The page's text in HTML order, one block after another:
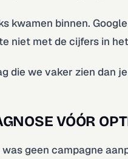
kwamen binnen.
niet met de cijfers in
die we vaker zien dan
VÓÓR
geen campagne